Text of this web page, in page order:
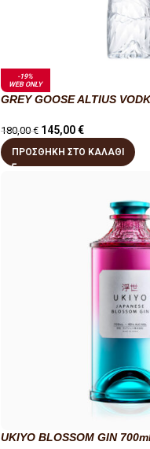
-19%
WEB ONLY
GREY GOOSE ALTIUS
180,00€ 145,00€
ΠΡΟΣΘΉΚΗ ΣΤΟ ΚΑΛΆΘΙ
UKIYO BLOSSOM GIN